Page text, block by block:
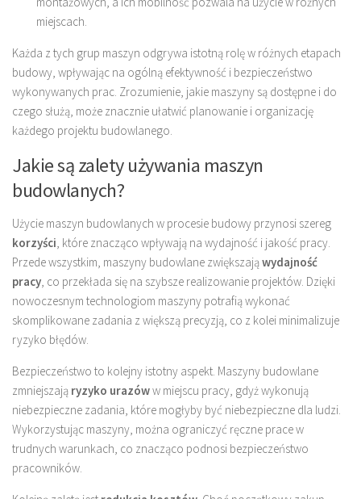
miejscach.
Każda z tych grup maszyn odgrywa istotną rolę w różnych etapach
budowy, wpływając na ogólną efektywność i bezpieczeństwo
wykonywanych prac. Zrozumienie, jakie maszyny są dostępne i do
czego służą, może znacznie ułatwić planowanie i organizację
każdego projektu budowlanego.
Jakie są zalety używania maszyn
budowlanych?
Użycie maszyn budowlanych w procesie budowy przynosi szereg
korzyści, które znacząco wpływają na wydajność i jakość pracy.
Przede wszystkim, maszyny budowlane zwiększająwydajność
pracy, co przekłada się na szybsze realizowanie projektów. Dzięki
nowoczesnym technologiom maszyny potrafią wykonać
skomplikowane zadania z większą precyzją, co z kolei minimalizuje
ryzyko błędów.
Bezpieczeństwo to kolejny istotny aspekt. Maszyny budowlane
zmniejszają ryzyko urazóww miejscu pracy, gdyż wykonują
niebezpieczne zadania, które mogłyby być niebezpieczne dla ludzi.
Wykorzystując maszyny, można ograniczyć ręczne prace w
trudnych warunkach, co znacząco podnosi bezpieczeństwo
pracowników.